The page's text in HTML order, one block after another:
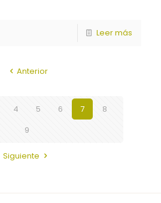
Leer más
Anterior
4 5 6 7
8
9
Siguiente